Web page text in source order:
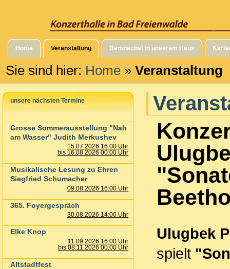
Home Veranstaltung Demnächst in unserem Haus
Sie sind hier:Home»Veranstaltung
unsere nächsten Termine
Grosse Sommerausstellung "Nah
am Wasser" Judith Merkushev
15.07.2026 16:00 Uhr
bis 16.08.2026 00:00 Uhr
Musikalische Lesung zu Ehren
Siegfried Schumacher
09.08.2026 16:00 Uhr
365. Foyergespräch
30.08.2026 14:00 Uhr
Elke Knop
11.09.2026 16:00 Uhr
bis 08.11.2026 00:00 Uhr
Altstadtfest
Ulugbek
spielt